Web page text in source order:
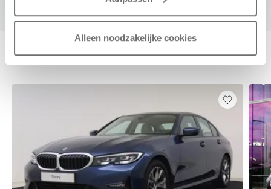
Alleen noodzakelijke cookies
Deze zijn vergelijkbaar